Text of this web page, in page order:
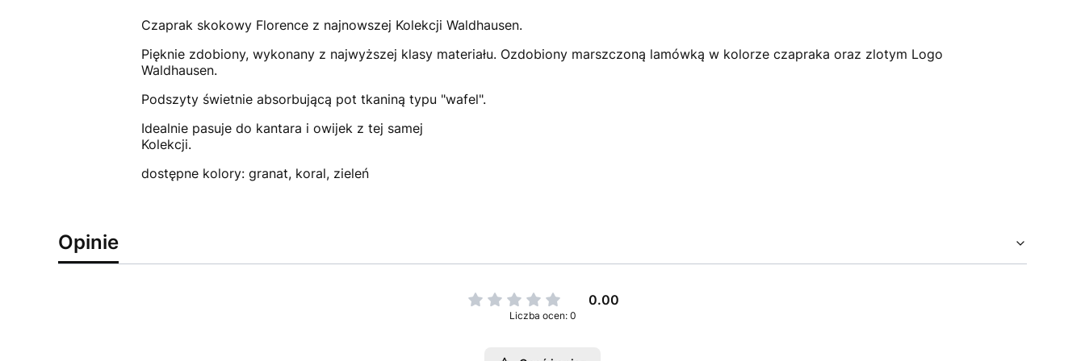
Czaprak skokowy Florence z najnowszej Kolekcji Waldhausen.
Pięknie zdobiony, wykonany z najwyższej klasy materiału. Ozdobiony marszczoną lamówką w kolorze czapraka oraz zlotym Logo
Waldhausen.
Podszyty świetnie absorbującą pot tkaniną typu "wafel".
Idealnie pasuje do kantara i owijek z tej samej
Kolekcji.
dostępne kolory: granat, koral, zieleń
Opinie
0.00
Liczba ocen: 0